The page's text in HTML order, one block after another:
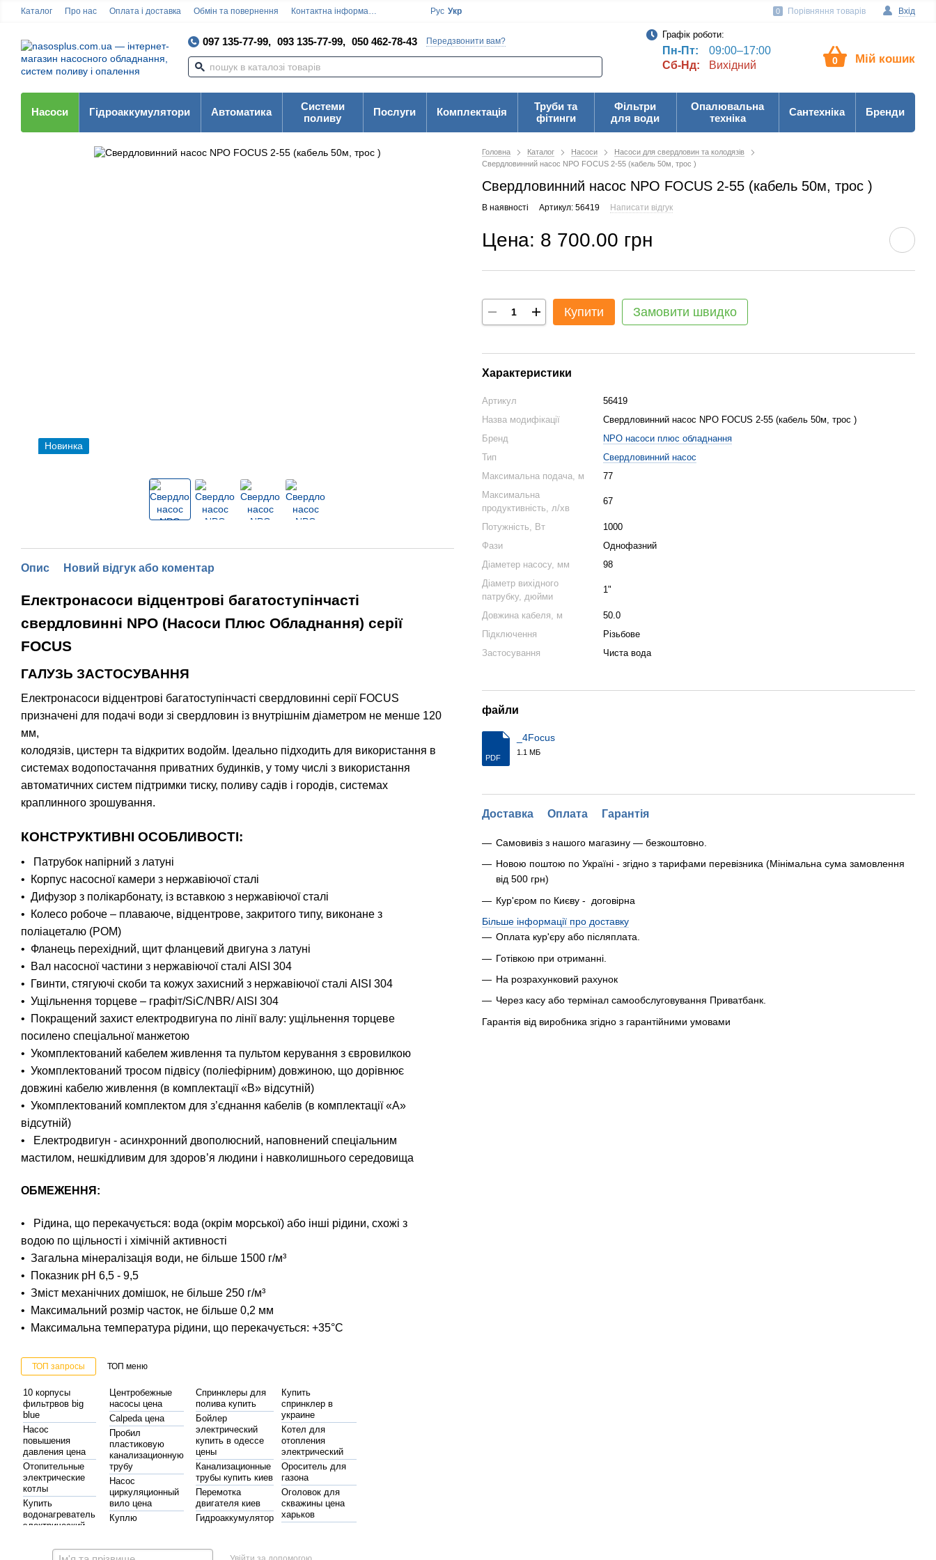
Каталог Про нас Оплата і доставка Обмін та повернення Контактна інформація Угода користувача Вхід
0 Порівняння товарів
Рус Укр
097 135-77-99, 093 135-77-99, 050 462-78-43 Передзвонити вам?
Графік роботи:
Пн-Пт:
09:00–17:00
Сб-Нд:
Вихідний 0 Мій кошик
Насоси Гідроаккумулятори Автоматика
Системи
поливу
Послуги Комплектація
Труби та
фітинги
Фільтри
для води
Опалювальна
техніка
Сантехніка Бренди
Новинка
Опис Новий відгук або коментар
Електронасоси відцентрові багатоступінчасті
свердловинні NPO (Насоси Плюс Обладнання) серії
FOCUS
ГАЛУЗЬ ЗАСТОСУВАННЯ
Електронасоси відцентрові багатоступінчасті свердловинні серії FOCUS
призначені для подачі води зі свердловин із внутрішнім діаметром не менше 120
мм,
колодязів, цистерн та відкритих водойм. Ідеально підходить для використання в
системах водопостачання приватних будинків, у тому числі з використання
автоматичних систем підтримки тиску, поливу садів і городів, системах
краплинного зрошування.
КОНСТРУКТИВНІ ОСОБЛИВОСТІ:
• Патрубок напірний з латуні
• Корпус насосної камери з нержавіючої сталі
• Дифузор з полікарбонату, із вставкою з нержавіючої сталі
• Колесо робоче – плаваюче, відцентрове, закритого типу, виконане з
поліацеталю (POM)
• Фланець перехідний, щит фланцевий двигуна з латуні
• Вал насосної частини з нержавіючої сталі AISI 304
• Гвинти, стягуючі скоби та кожух захисний з нержавіючої сталі AISI 304
• Ущільнення торцеве – графіт/SiC/NBR/ AISI 304
• Покращений захист електродвигуна по лінії валу: ущільнення торцеве
посилено спеціальної манжетою
• Укомплектований кабелем живлення та пультом керування з євровилкою
• Укомплектований тросом підвісу (поліефірним) довжиною, що дорівнює
довжині кабелю живлення (в комплектації «В» відсутній)
• Укомплектований комплектом для з’єднання кабелів (в комплектації «А»
відсутній)
• Електродвигун - асинхронний двополюсний, наповнений спеціальним
мастилом, нешкідливим для здоров’я людини і навколишнього середовища
ОБМЕЖЕННЯ:
• Рідина, що перекачується: вода (окрім морської) або інші рідини, схожі з
водою по щільності і хімічній активності
• Загальна мінералізація води, не більше 1500 г/м³
• Показник pH 6,5 - 9,5
• Зміст механічних домішок, не більше 250 г/м³
• Максимальний розмір часток, не більше 0,2 мм
• Максимальна температура рідини, що перекачується: +35°C
ТОП запросы ТОП меню
10 корпусы
фильтрвов big
blue
Насос
повышения
давления цена
Отопительные
электрические
котлы
Купить
водонагреватель
электрический
напряжения
Центробежные
насосы цена
Calpeda цена
Пробил
пластиковую
канализационную
трубу
Насос
циркуляционный
вило цена
Куплю
Спринклеры для
полива купить
Бойлер
электрический
купить в одессе
цены
Канализационные
трубы купить киев
Перемотка
двигателя киев
Гидроаккумулятор
насос
Купить
спринклер в
украине
Котел для
отопления
электрический
Ороситель для
газона
Оголовок для
скважины цена
харьков
гидроаккумуляторы
Головна Каталог Насоси
Насоси для свердловин та колодязів
Свердловинний насос NPO FOCUS 2-55 (кабель 50м, трос )
Свердловинний насос NPO FOCUS 2-55 (кабель 50м, трос )
В наявності Артикул: 56419 Написати відгук
Цена: 8 700.00 грн
Купити Замовити швидко
Характеристики
Артикул
56419
Назва модифікації
Свердловинний насос NPO FOCUS 2-55 (кабель 50м, трос )
Бренд
NPO насоси плюс обладнання
Тип
Свердловинний насос
Максимальна подача, м
77
Максимальна
продуктивність, л/хв
67
Потужність, Вт
1000
Фази
Однофазний
Діаметер насосу, мм
98
Діаметр вихідного
патрубку, дюйми
1"
Довжина кабеля, м
50.0
Підключення
Різьбове
Застосування
Чиста вода
файли
PDF
_4Focus
1.1 МБ
Доставка Оплата Гарантія
Самовивіз з нашого магазину — безкоштовно.
Новою поштою по Україні - згідно з тарифами перевізника (Мінімальна сума замовлення
від 500 грн)
Кур'єром по Києву - договірна
Більше інформації про доставку
Оплата кур'єру або післяплата.
Готівкою при отриманні.
На розрахунковий рахунок
Через касу або термінал самообслуговування Приватбанк.
Гарантія від виробника згідно з гарантійними умовами